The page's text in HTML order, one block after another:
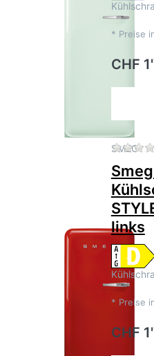
* Preise
CHF
SMEG
links
* Preise
CHF